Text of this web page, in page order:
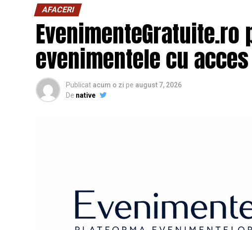
AFACERI
evenimentele cu
Publicat acum o zi pe august 7, 2026
De native